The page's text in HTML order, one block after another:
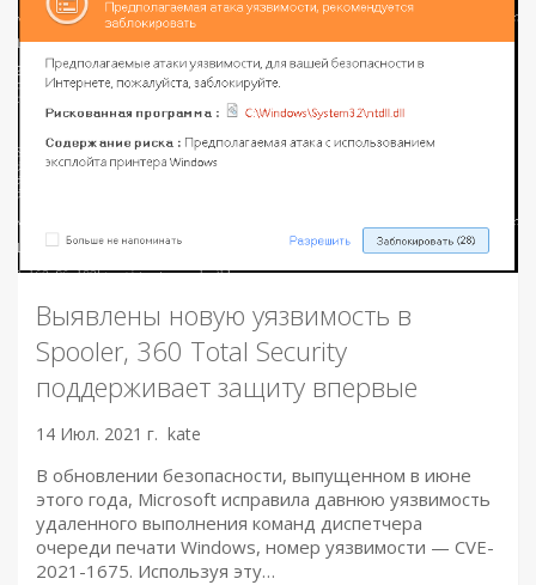
Выявлены новую уязвимость в
Spooler, 360 Total Security
поддерживает защиту впервые
14 Июл. 2021 г. kate
В обновлении безопасности, выпущенном в июне
этого года, Microsoft исправила давнюю уязвимость
удаленного выполнения команд диспетчера
очереди печати Windows, номер уязвимости — CVE-
2021-1675. Используя эту…